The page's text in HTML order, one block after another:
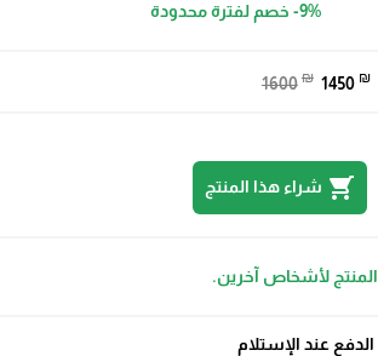
-9% خصم لفترة محدودة
1600 ₪ 1450 ₪
shopping_cart شراء هذا المنتج
لأشخاص آخرين.
الدفع عند الإستلام